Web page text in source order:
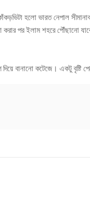
হলো ভারত নেপাল
করার পর ইলাম শহরে পৌঁছানো
বানানো কটেজে। একটু বৃষ্টি